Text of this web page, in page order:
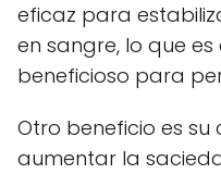
eficaz para
en sangre, lo que
beneficioso para
Otro beneficio es
aumentar la